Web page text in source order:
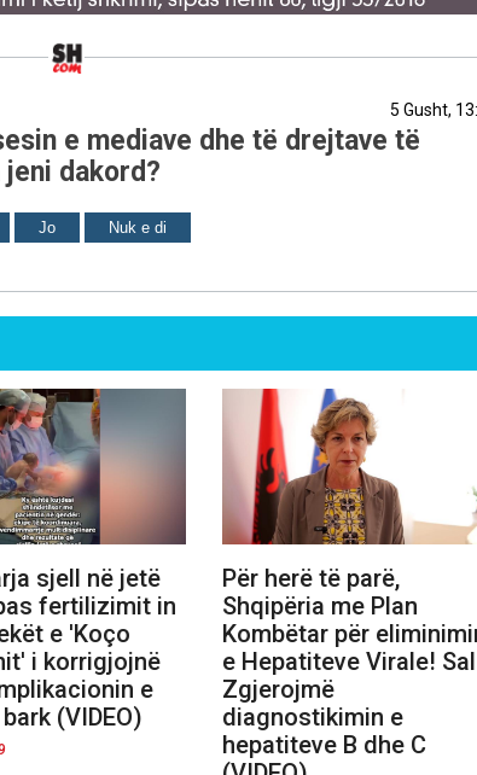
5 Gusht,
e mediave dhe të drejtave të
dakord?
Jo Nuk e di
sjell në jetë
fertilizimit in
e 'Koço
i korrigjojnë
e
(VIDEO)
Për herë të parë,
Shqipëria me Plan
Kombëtar për
e Hepatiteve Virale!
Zgjerojmë
diagnostikimin e
hepatiteve B dhe C